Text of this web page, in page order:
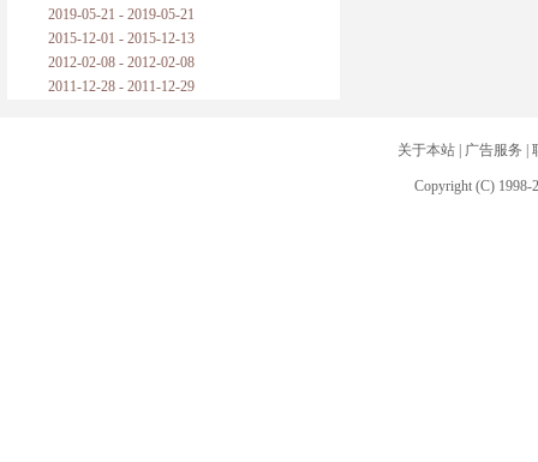
2019-05-21 - 2019-05-21
2015-12-01 - 2015-12-13
2012-02-08 - 2012-02-08
2011-12-28 - 2011-12-29
关于本站| 广告服务
Copyright (C) 1998-